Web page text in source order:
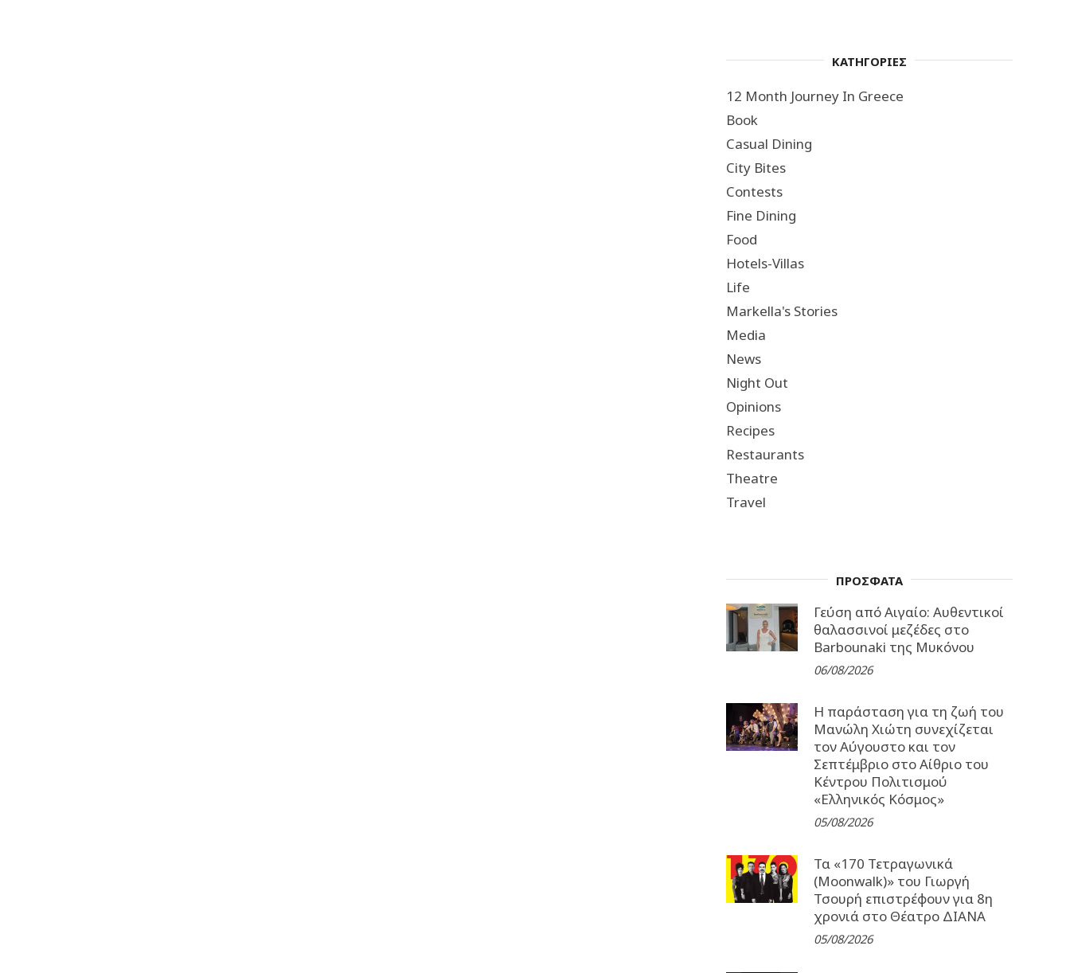
ΚΑΤΗΓΟΡΙΕΣ
12 Month Journey In Greece
Book
Casual Dining
City Bites
Contests
Fine Dining
Food
Hotels-Villas
Life
Markella's Stories
Media
News
Night Out
Opinions
Recipes
Restaurants
Theatre
Travel
ΠΡΟΣΦΑΤΑ
Γεύση από Αιγαίο: Αυθεντικοί
θαλασσινοί μεζέδες στο
Barbounaki της Μυκόνου
06/08/2026
Η παράσταση για τη ζωή του
Μανώλη Χιώτη συνεχίζεται
τον Αύγουστο και τον
Σεπτέμβριο στο Αίθριο του
Κέντρου Πολιτισμού
«Ελληνικός Κόσμος»
05/08/2026
Τα «170 Τετραγωνικά
(Moonwalk)» του Γιωργή
Τσουρή επιστρέφουν για 8η
χρονιά στο Θέατρο ΔΙΑΝΑ
05/08/2026